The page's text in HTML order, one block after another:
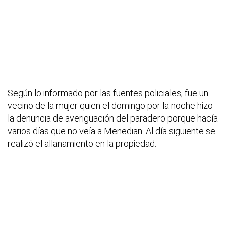
Según lo informado por las fuentes policiales, fue un
vecino de la mujer quien el domingo por la noche hizo
la denuncia de averiguación del paradero porque hacía
varios días que no veía a Menedian. Al día siguiente se
realizó el allanamiento en la propiedad.